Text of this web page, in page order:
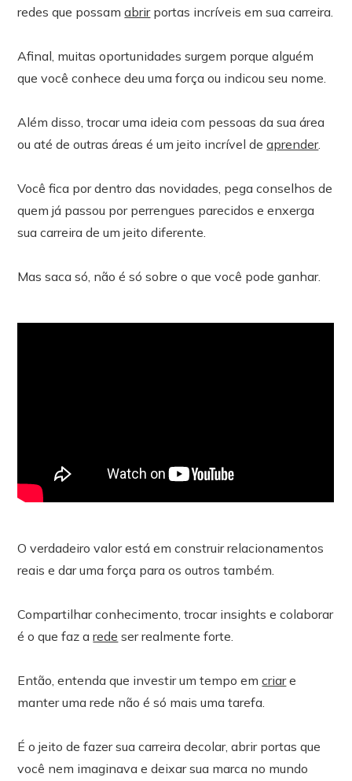
redes que possamabrirportas incríveis em sua carreira.
Afinal, muitas oportunidades surgem porque alguém
que você conhece deu uma força ou indicou seu nome.
Além disso, trocar uma ideia com pessoas da sua área
ou até de outras áreas é um jeito incrível deaprender.
Você fica por dentro das novidades, pega conselhos de
quem já passou por perrengues parecidos e enxerga
sua carreira de um jeito diferente.
Mas saca só, não é só sobre o que você pode ganhar.
O verdadeiro valor está em construir relacionamentos
reais e dar uma força para os outros também.
Compartilhar conhecimento, trocar insights e colaborar
é o que faz arede ser realmente forte.
Então, entenda que investir um tempo emcriare
manter uma rede não é só mais uma tarefa.
É o jeito de fazer sua carreira decolar, abrir portas que
você nem imaginava e deixar sua marca no mundo